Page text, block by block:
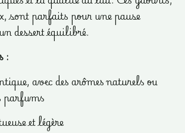
sont parfaits pour une pause
dessert équilibré.
:
avec des arômes naturels ou
parfums
et légère